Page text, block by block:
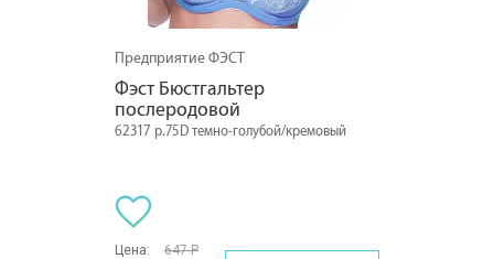
Предприятие ФЭСТ
Фэст Бюстгальтер
послеродовой
62317 р.75D темно-голубой/кремовый
Цена: 647 Р